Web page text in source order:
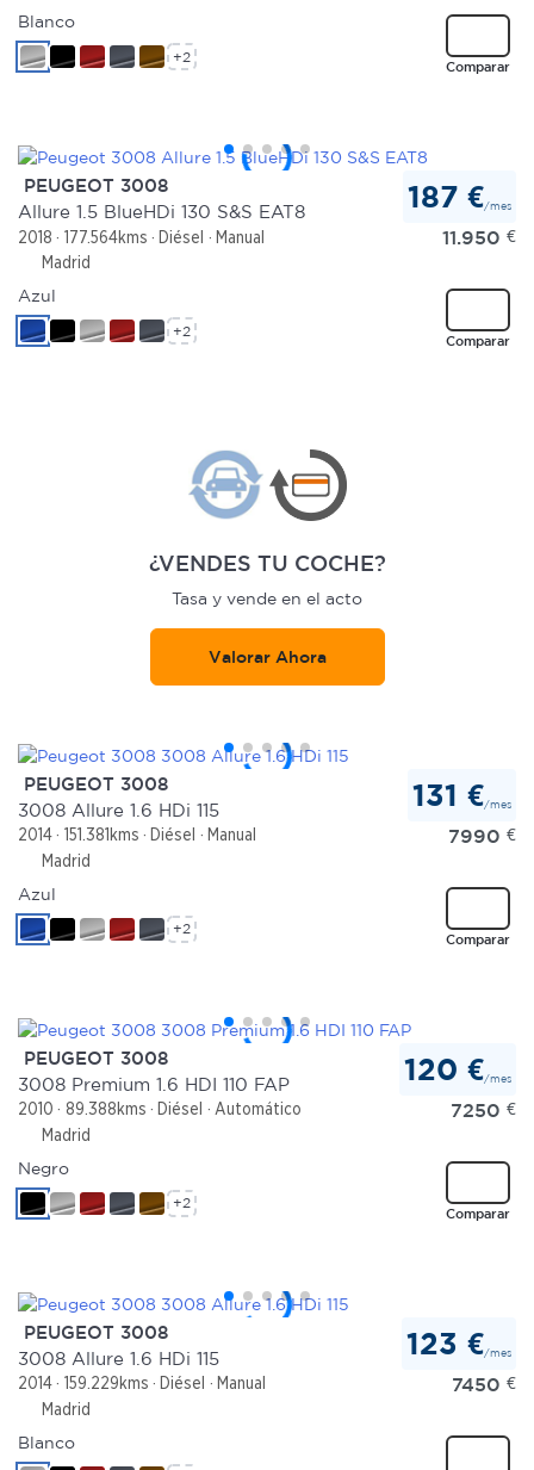
Comparar
Blanco
+2
PEUGEOT 3008
Allure 1.5 BlueHDi 130 S&S EAT8
2018 177.564kms Diésel
Manual
Madrid
187 €/mes
11.950 €
Comparar
Azul
+2
¿VENDES TU COCHE?
Tasa y vende en el acto
Valorar Ahora
PEUGEOT 3008
3008 Allure 1.6 HDi 115
2014 151.381kms Diésel
Manual
Madrid
131 €/mes
7990 €
Comparar
Azul
+2
PEUGEOT 3008
3008 Premium 1.6 HDI 110 FAP
2010 89.388kms Diésel
Automático
Madrid
120 €/mes
7250 €
Comparar
Negro
+2
PEUGEOT 3008
3008 Allure 1.6 HDi 115
2014 159.229kms Diésel
Manual
Madrid
123 €/mes
7450 €
Blanco